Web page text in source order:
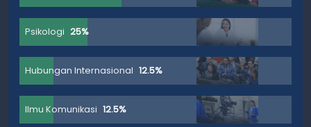
Psikologi 25%
Hubungan Internasional 12.5%
Ilmu Komunikasi 12.5%